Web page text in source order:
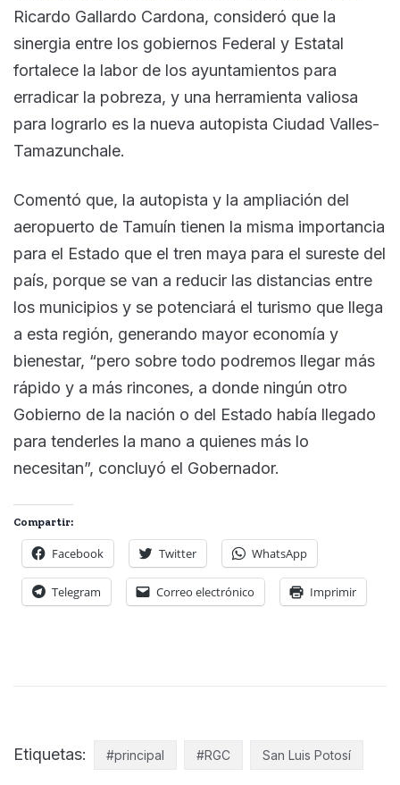
Ricardo Gallardo Cardona, consideró que la
sinergia entre los gobiernos Federal y Estatal
fortalece la labor de los ayuntamientos para
erradicar la pobreza, y una herramienta valiosa
para lograrlo es la nueva autopista Ciudad Valles-
Tamazunchale.
Comentó que, la autopista y la ampliación del
aeropuerto de Tamuín tienen la misma importancia
para el Estado que el tren maya para el sureste del
país, porque se van a reducir las distancias entre
los municipios y se potenciará el turismo que llega
a esta región, generando mayor economía y
bienestar, “pero sobre todo podremos llegar más
rápido y a más rincones, a donde ningún otro
Gobierno de la nación o del Estado había llegado
para tenderles la mano a quienes más lo
necesitan”, concluyó el Gobernador.
Compartir:
Facebook Twitter WhatsApp
Telegram Correo electrónico Imprimir
Etiquetas: #principal #RGC San Luis Potosí